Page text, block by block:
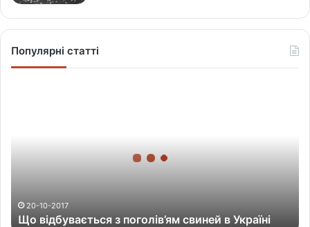
Популярні статті
20-10-2017
Що відбувається з поголів’ям свиней в Україні